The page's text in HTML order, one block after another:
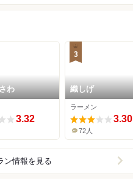
わ
3.32
3
織しげ
ラーメン
3.30
72人
ン情報を見る